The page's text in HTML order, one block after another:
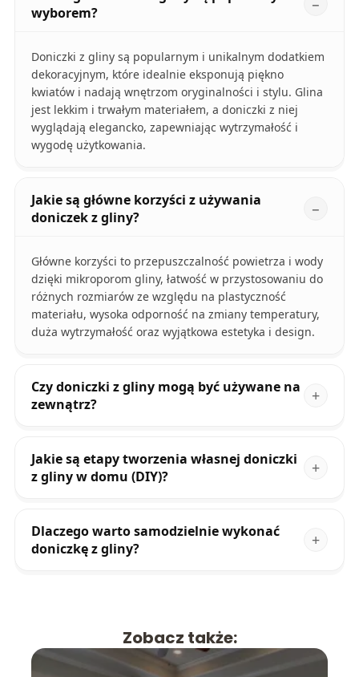
wyborem?
Doniczki z gliny są popularnym i unikalnym dodatkiem
dekoracyjnym, które idealnie eksponują piękno
kwiatów i nadają wnętrzom oryginalności i stylu. Glina
jest lekkim i trwałym materiałem, a doniczki z niej
wyglądają elegancko, zapewniając wytrzymałość i
wygodę użytkowania.
Jakie są główne korzyści z używania
doniczek z gliny?
Główne korzyści to przepuszczalność powietrza i wody
dzięki mikroporom gliny, łatwość w przystosowaniu do
różnych rozmiarów ze względu na plastyczność
materiału, wysoka odporność na zmiany temperatury,
duża wytrzymałość oraz wyjątkowa estetyka i design.
Czy doniczki z gliny mogą być używane na
zewnątrz?
Jakie są etapy tworzenia własnej doniczki
z gliny w domu (DIY)?
Dlaczego warto samodzielnie wykonać
doniczkę z gliny?
Zobacz także: